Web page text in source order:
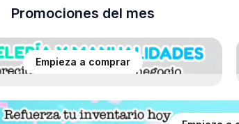
Promociones del mes
Empieza a comprar